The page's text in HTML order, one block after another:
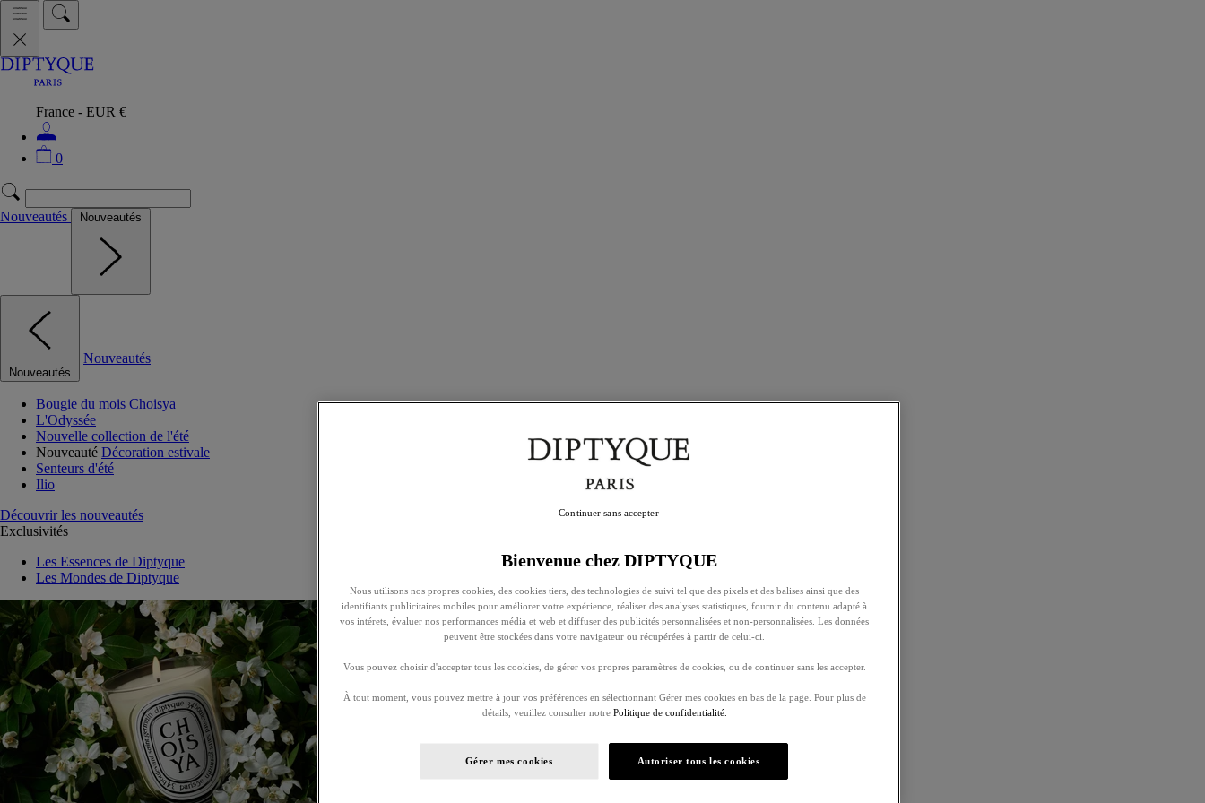
France - EUR €
0
Nouveautés Nouveautés
Nouveautés
Nouveautés
Bougie du mois Choisya
L'Odyssée
Nouvelle collection de l'été
Nouveauté Décoration estivale
Senteurs d'été
Ilio
Découvrir les nouveautés
Exclusivités
Les Essences de Diptyque
Les Mondes de Diptyque
Bienvenue chez DIPTYQUE
Nous utilisons nos propres cookies, des cookies tiers, des technologies de suivi tel que des pixels et des balises ainsi que des
identifiants publicitaires mobiles pour améliorer votre expérience, réaliser des analyses statistiques, fournir du contenu adapté à
vos intérets, évaluer nos performances média et web et diffuser des publicités personnalisées et non-personnalisées. Les données
peuvent être stockées dans votre navigateur ou récupérées à partir de celui-ci.
Vous pouvez choisir d'accepter tous les cookies, de gérer vos propres paramètres de cookies, ou de continuer sans les accepter.
À tout moment, vous pouvez mettre à jour vos préférences en sélectionnant Gérer mes cookies en bas de la page. Pour plus de
détails, veuillez consulter notre Politique de confidentialité.
Gérer mes cookies Autoriser tous les cookies
Continuer sans accepter